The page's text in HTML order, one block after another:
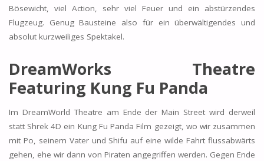
Bösewicht, viel Action, sehr viel Feuer und ein abstürzendes
Flugzeug. Genug Bausteine also für ein überwältigendes und
absolut kurzweiliges Spektakel.
DreamWorks Theatre
Featuring Kung Fu Panda
Im DreamWorld Theatre am Ende der Main Street wird derweil
statt Shrek 4D ein Kung Fu Panda Film gezeigt, wo wir zusammen
mit Po, seinem Vater und Shifu auf eine wilde Fahrt flussabwärts
gehen, ehe wir dann von Piraten angegriffen werden. Gegen Ende